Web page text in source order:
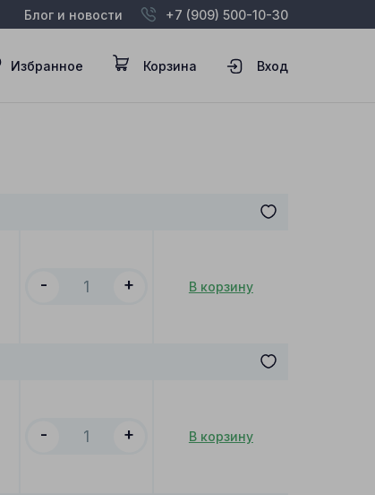
Блог и новости +7 (909) 500-10-30
Избранное Корзина Вход
- + В корзину
- + В корзину